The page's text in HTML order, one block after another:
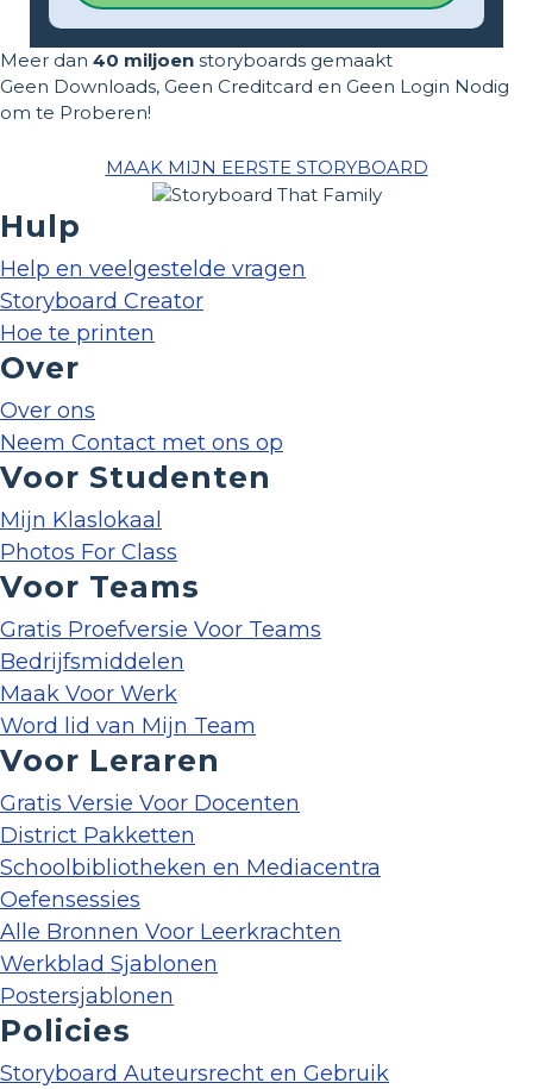
Meer dan 40 miljoen storyboards gemaakt
Geen Downloads, Geen Creditcard en Geen Login Nodig
om te Proberen!
MAAK MIJN EERSTE STORYBOARD
Hulp
Help en veelgestelde vragen
Storyboard Creator
Hoe te printen
Over
Over ons
Neem Contact met ons op
Voor Studenten
Mijn Klaslokaal
Photos For Class
Voor Teams
Gratis Proefversie Voor Teams
Bedrijfsmiddelen
Maak Voor Werk
Word lid van Mijn Team
Voor Leraren
Gratis Versie Voor Docenten
District Pakketten
Schoolbibliotheken en Mediacentra
Oefensessies
Alle Bronnen Voor Leerkrachten
Werkblad Sjablonen
Postersjablonen
Policies
Storyboard Auteursrecht en Gebruik